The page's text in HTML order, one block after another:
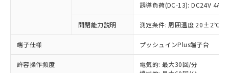
誘導負荷(DC-13): DC24V 4A/
開閉能力説明 測定条件: 周囲温度 20±2℃、
端子仕様 プッシュインPlus端子台
許容操作頻度
電気的: 最大30回/分
以下の条件をお読みいただき、同意のうえ
本サービスは、当社制御機器事業取扱
商品の当社在庫状況および標準価格
対応予定なし：EU RoHS指令（10物質）の
非含有に非対応の商品で、対応品を出す予
調査・確認中：EU RoHS指令（10物質）の
非含有の対応状況を調査中または確認中の
商品です。